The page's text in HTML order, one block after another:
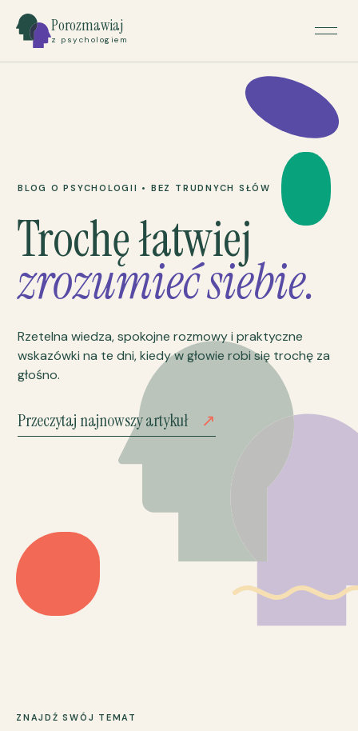
Porozmawiaj
z psychologiem
BLOG O PSYCHOLOGII • BEZ TRUDNYCH SŁÓW
Trochę łatwiej
zrozumieć siebie.
Rzetelna wiedza, spokojne rozmowy i praktyczne
wskazówki na te dni, kiedy w głowie robi się trochę za
głośno.
Przeczytaj najnowszy artykuł ↗
ZNAJDŹ SWÓJ TEMAT